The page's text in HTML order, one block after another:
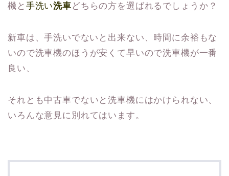
機と 手洗い洗車どちらの方を選ばれるでしょうか？
新車は 、手洗いでないと出来ない、時間に余裕もな
いので洗車機のほうが安くて早いので洗車機が一番
良い、
それとも中古車でないと洗車機にはかけられない、
いろんな意見に別れてはいます。